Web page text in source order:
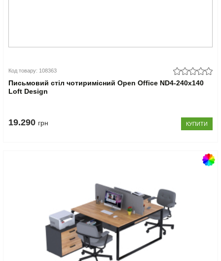
Код товару: 108363
Письмовий стіл чотиримісний Open Office ND4-240x140
Loft Design
19.290 грн КУПИТИ